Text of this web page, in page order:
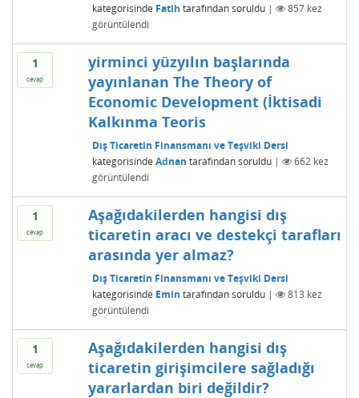
kategorisinde Fatih tarafından soruldu | 857kez
görüntülendi
1
cevap
yirminci yüzyılın başlarında
yayınlanan The Theory of
Economic Development (İktisadi
Kalkınma Teoris
Dış Ticaretin Finansmanı ve Teşviki Dersi
kategorisinde Adnan tarafından soruldu | 662kez
görüntülendi
1
cevap
Aşağıdakilerden hangisi dış
ticaretin aracı ve destekçi tarafları
arasında yer almaz?
Dış Ticaretin Finansmanı ve Teşviki Dersi
kategorisinde Emin tarafından soruldu | 813 kez
görüntülendi
1
cevap
Aşağıdakilerden hangisi dış
ticaretin girişimcilere sağladığı
yararlardan biri değildir?